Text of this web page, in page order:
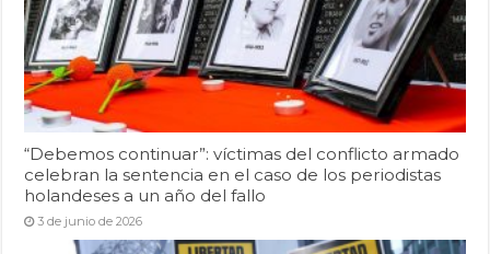
“Debemos continuar”: víctimas del conflicto armado
celebran la sentencia en el caso de los periodistas
holandeses a un año del fallo
3 de junio de 2026